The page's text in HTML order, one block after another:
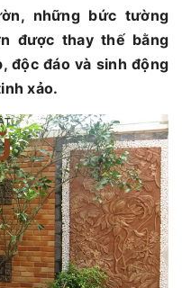
những bức tường
được thay thế bằng
độc đáo và sinh động
xảo.